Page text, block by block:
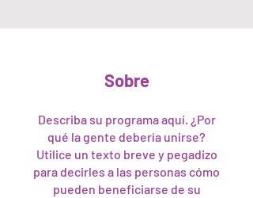
Sobre
Describa su programa aquí. ¿Por
qué la gente debería unirse?
Utilice un texto breve y pegadizo
para decirles a las personas cómo
pueden beneficiarse de su